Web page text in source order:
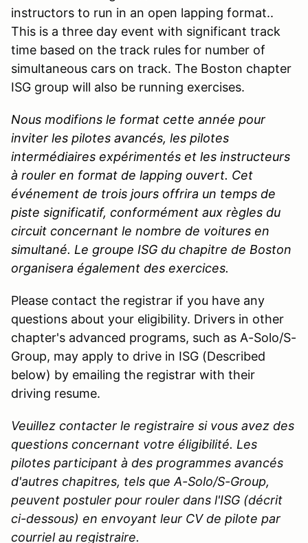
instructors to run in an open lapping format..
This is a three day event with significant track
time based on the track rules for number of
simultaneous cars on track. The Boston chapter
ISG group will also be running exercises.
Nous modifions le format cette année pour
inviter les pilotes avancés, les pilotes
intermédiaires expérimentés et les instructeurs
à rouler en format de lapping ouvert. Cet
événement de trois jours offrira un temps de
piste significatif, conformément aux règles du
circuit concernant le nombre de voitures en
simultané. Le groupe ISG du chapitre de Boston
organisera également des exercices.
Please contact the registrar if you have any
questions about your eligibility. Drivers in other
chapter's advanced programs, such as A-Solo/S-
Group, may apply to drive in ISG (Described
below) by emailing the registrar with their
driving resume.
Veuillez contacter le registraire si vous avez des
questions concernant votre éligibilité. Les
pilotes participant à des programmes avancés
d'autres chapitres, tels que A-Solo/S-Group,
peuvent postuler pour rouler dans l'ISG (décrit
ci-dessous) en envoyant leur CV de pilote par
courriel au registraire.